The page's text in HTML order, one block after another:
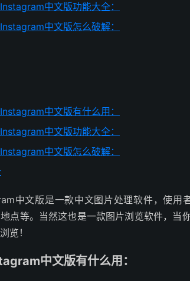
中文版功能大全：
中文版怎么破解：
中文版有什么用：
中文版功能大全：
中文版怎么破解：
中文版是一款中文图片处理软件，使用
点等。当然这也是一款图片浏览软件，当
览！
中文版有什么用：